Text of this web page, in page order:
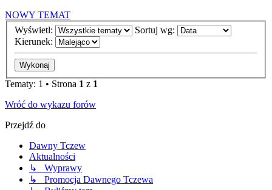
NOWY TEMAT
Wyświetl:
Sortuj wg:
Kierunek:
Tematy: 1 • Strona 1 z 1
Wróć do wykazu forów
Przejdź do
Dawny Tczew
Aktualności
↳ Wyprawy
↳ Promocja Dawnego Tczewa